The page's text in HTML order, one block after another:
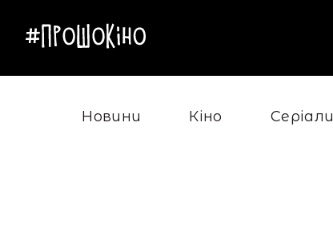
Новини Кіно Серіали